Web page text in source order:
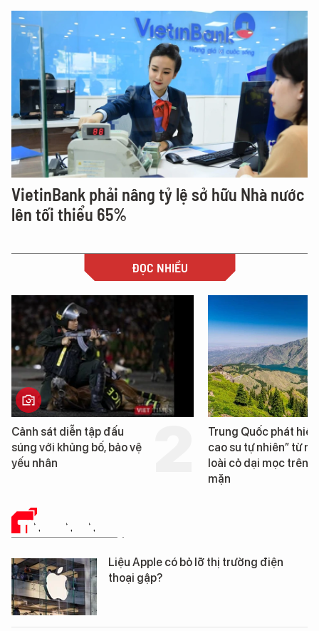
VietinBank phải nâng tỷ lệ sở hữu Nhà nước
lên tối thiểu 65%
ĐỌC NHIỀU
Cảnh sát diễn tập đấu
súng với khủng bố, bảo vệ
yếu nhân
Trung Quốc phát hiện
cao su tự nhiên” từ
loài cỏ dại mọc trên
mặn
TIN CÔNG NGHỆ
Liệu Apple có bỏ lỡ thị trường điện
thoại gập?